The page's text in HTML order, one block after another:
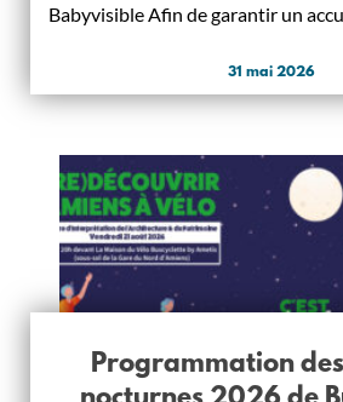
Babyvisible Afin de garantir un
31 mai 2026
Programmation